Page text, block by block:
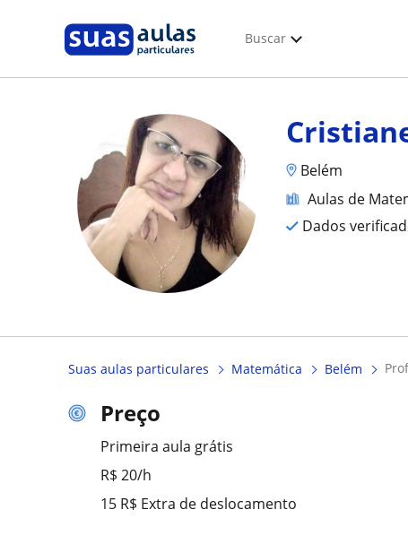
Buscar
Belém
Aulas de
Dados
Suas aulas particulares Matemática Belém
Preço
Primeira aula grátis
R$ 20/h
15 R$ Extra de deslocamento